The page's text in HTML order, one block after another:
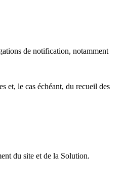
de notification, notamment
et, le cas échéant, du recueil des
du site et de la Solution.